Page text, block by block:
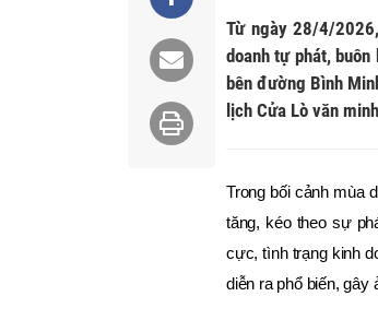
Từ ngày 28/4/
doanh tự phát,
bên đường Bình
lịch Cửa Lò văn
Trong bối cảnh mùa
tăng, kéo theo sự
cực, tình trạng kinh
diễn ra phổ biến,